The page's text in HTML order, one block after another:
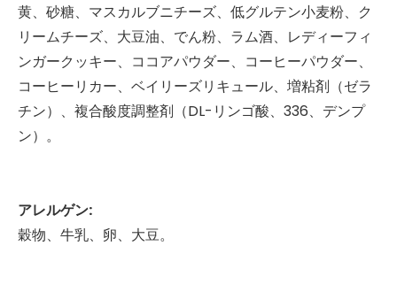
黄、砂糖、マスカルブニチーズ、低グルテン小麦粉、ク
リームチーズ、大豆油、でん粉、ラム酒、レディーフィ
ンガークッキー、ココアパウダー、コーヒーパウダー、
コーヒーリカー、ベイリーズリキュール、増粘剤（ゼラ
チン）、複合酸度調整剤（DL-リンゴ酸、336、デンプ
ン）。
アレルゲン:
穀物、牛乳、卵、大豆。